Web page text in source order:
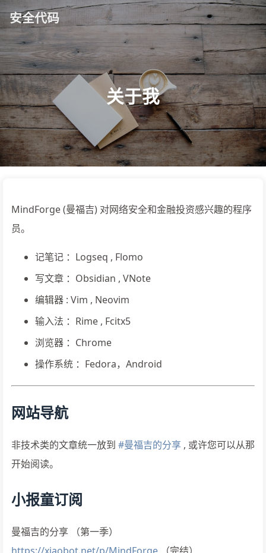
安全代码
关于我
MindForge (曼福吉) 对网络安全和金融投资感兴趣的程序
员。
记笔记 ：Logseq , Flomo
写文章 ：Obsidian , VNote
编辑器 : Vim , Neovim
输入法 ：Rime , Fcitx5
浏览器 ：Chrome
操作系统 ：Fedora，Android
网站导航
非技术类的文章统一放到 #曼福吉的分享 , 或许您可以从那
开始阅读。
小报童订阅
曼福吉的分享 （第一季）